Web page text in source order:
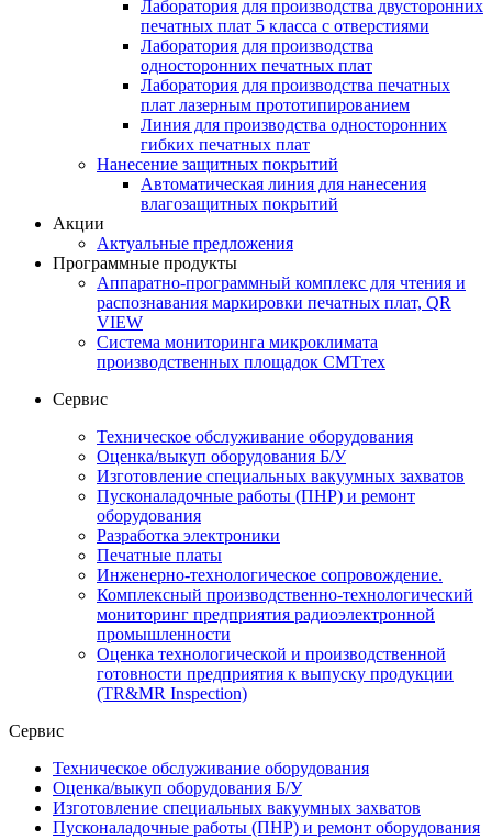
Лаборатория для производства двусторонних
печатных плат 5 класса с отверстиями
Лаборатория для производства
односторонних печатных плат
Лаборатория для производства печатных
плат лазерным прототипированием
Линия для производства односторонних
гибких печатных плат
Нанесение защитных покрытий
Автоматическая линия для нанесения
влагозащитных покрытий
Акции
Актуальные предложения
Программные продукты
Аппаратно-программный комплекс для чтения и
распознавания маркировки печатных плат, QR
VIEW
Система мониторинга микроклимата
производственных площадок СМТтех
Сервис
Техническое обслуживание оборудования
Оценка/выкуп оборудования Б/У
Изготовление специальных вакуумных захватов
Пусконаладочные работы (ПНР) и ремонт
оборудования
Разработка электроники
Печатные платы
Инженерно-технологическое сопровождение.
Комплексный производственно-технологический
мониторинг предприятия радиоэлектронной
промышленности
Оценка технологической и производственной
готовности предприятия к выпуску продукции
(TR&MR Inspection)
Сервис
Техническое обслуживание оборудования
Оценка/выкуп оборудования Б/У
Изготовление специальных вакуумных захватов
Пусконаладочные работы (ПНР) и ремонт оборудования